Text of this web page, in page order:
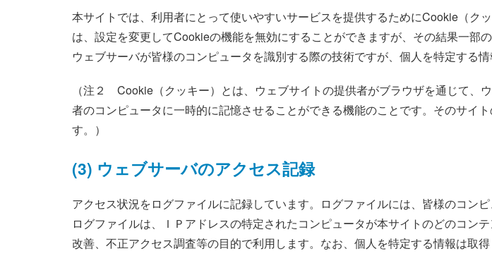
本サイトでは、利用者にとって使いやすいサービスを提供するためにCookie（ク
は、設定を変更してCookieの機能を無効にすることができますが、その結果一部
ウェブサーバが皆様のコンピュータを識別する際の技術ですが、個人を特定する情
（注２ Cookie（クッキー）とは、ウェブサイトの提供者がブラウザを通じて、
者のコンピュータに一時的に記憶させることができる機能のことです。そのサイ
す。）
(3) ウェブサーバのアクセス記録
アクセス状況をログファイルに記録しています。ログファイルには、皆様のコン
ログファイルは、ＩＰアドレスの特定されたコンピュータが本サイトのどのコ
改善、不正アクセス調査等の目的で利用します。なお、個人を特定する情報は取得